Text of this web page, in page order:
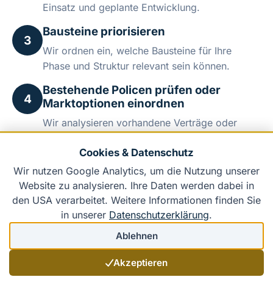
Einsatz und geplante Entwicklung.
3
Bausteine priorisieren
Wir ordnen ein, welche Bausteine für Ihre
Phase und Struktur relevant sein können.
4
Bestehende Policen prüfen oder
Marktoptionen einordnen
Wir analysieren vorhandene Verträge oder
Situation ein.
5
Entscheidung und laufende
Anpassung
Sie erhalten eine transparente
Entscheidungsgrundlage, die mit Ihrem
Unternehmen mitwächst.
6
Betreuung im Schadenfall
Cookies & Datenschutz
Wir nutzen Google Analytics, um die Nutzung unserer
Website zu analysieren. Ihre Daten werden dabei in
den USA verarbeitet. Weitere Informationen finden Sie
in unserer Datenschutzerklärung.
Ablehnen
Akzeptieren